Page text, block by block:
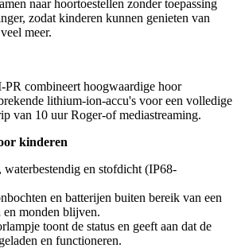
naar hoortoestellen zonder toepassing
zodat kinderen kunnen genieten van
meer.
combineert hoogwaardige hoor
lithium-ion-accu's voor een volledige
van 10 uur Roger-of mediastreaming.
kinderen
en stofdicht (IP68-
en batterijen buiten bereik van een
en monden blijven.
toont de status en geeft aan dat de
en functioneren.